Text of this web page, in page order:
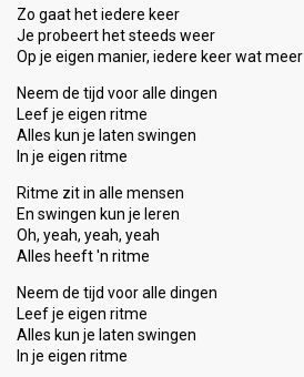
Zo gaat het iedere keer
Je probeert het steeds weer
Op je eigen manier, iedere keer wat meer
Neem de tijd voor alle dingen
Leef je eigen ritme
Alles kun je laten swingen
In je eigen ritme
Ritme zit in alle mensen
En swingen kun je leren
Oh, yeah, yeah, yeah
Alles heeft 'n ritme
Neem de tijd voor alle dingen
Leef je eigen ritme
Alles kun je laten swingen
In je eigen ritme